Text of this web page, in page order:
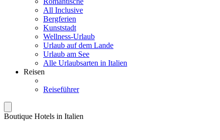
All Inclusive
Bergferien
Kunststadt
Wellness-Urlaub
Urlaub auf dem Lande
Urlaub am See
Alle Urlaubsarten in Italien
Reisen
Reiseführer
Boutique Hotels in Italien